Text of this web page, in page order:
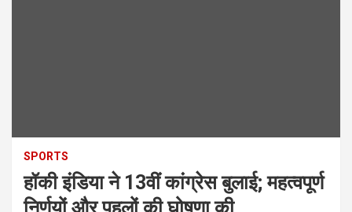
SPORTS
हॉकी इंडिया ने 13वीं कांग्रेस बुलाई; महत्वपूर्ण